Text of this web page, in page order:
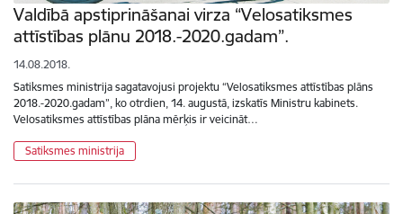
Valdībā apstiprināšanai virza “Velosatiksmes
attīstības plānu 2018.-2020.gadam”.
14.08.2018.
Satiksmes ministrija sagatavojusi projektu “Velosatiksmes attīstības plāns
2018.-2020.gadam”, ko otrdien, 14. augustā, izskatīs Ministru kabinets.
Velosatiksmes attīstības plāna mērķis ir veicināt…
Satiksmes ministrija